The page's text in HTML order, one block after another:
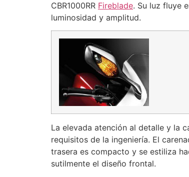
CBR1000RR Fireblade. Su luz fluye
luminosidad y amplitud.
La elevada atención al detalle y la
requisitos de la ingeniería. El
trasera es compacto y se estiliza
sutilmente el diseño frontal.